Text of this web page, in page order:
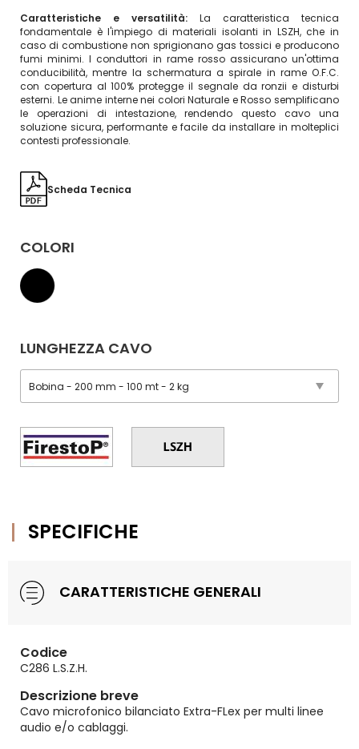
Caratteristiche e versatilità: La caratteristica tecnica
fondamentale è l'impiego di materiali isolanti in LSZH, che in
caso di combustione non sprigionano gas tossici e producono
fumi minimi. I conduttori in rame rosso assicurano un'ottima
conducibilità, mentre la schermatura a spirale in rame O.F.C.
con copertura al 100% protegge il segnale da ronzii e disturbi
esterni. Le anime interne nei colori Naturale e Rosso semplificano
le operazioni di intestazione, rendendo questo cavo una
soluzione sicura, performante e facile da installare in molteplici
contesti professionale.
Scheda Tecnica
COLORI
LUNGHEZZA CAVO
SPECIFICHE
CARATTERISTICHE GENERALI
Codice
C286 L.S.Z.H.
Descrizione breve
Cavo microfonico bilanciato Extra-FLex per multi linee
audio e/o cablaggi.